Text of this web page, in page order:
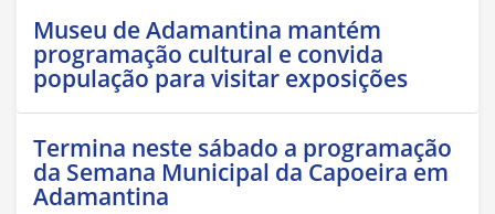
Museu de Adamantina mantém
programação cultural e convida
população para visitar exposições
Termina neste sábado a programação
da Semana Municipal da Capoeira em
Adamantina